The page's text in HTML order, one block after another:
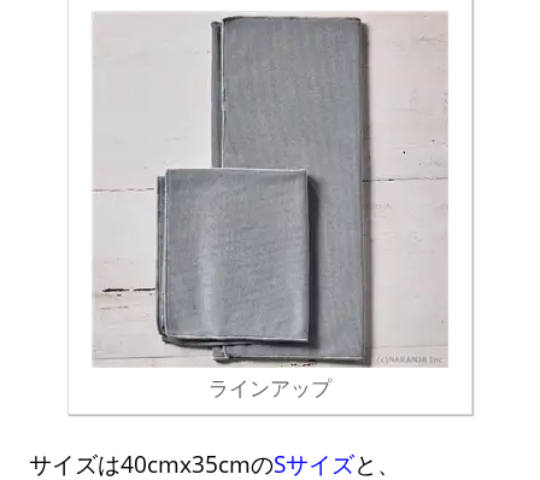
ラインアップ
サイズは40cmx35cmのSサイズと、